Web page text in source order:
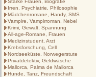
Starke Frauen, Biografie
Irren, Psychiatrie, Philosophie
Mädchenromane, Handy, SMS
Vampire, Vampirroman, Nebel
Krimi, Gewalt, Spannung
All-age-Romane, Frauen
Medizinstudent, Arzt
Krebsforschung, Cell
Nordseeküste, Norwegerstute
Privatdetektiv, Geldwäsche
Mallorca, Palma de Mallorca
Hunde, Tanz, Freundschaft